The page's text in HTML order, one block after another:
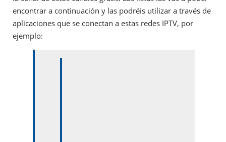
encontrar a continuación y las podréis utilizar a través de
aplicaciones que se conectan a estas redes IPTV, por
ejemplo: